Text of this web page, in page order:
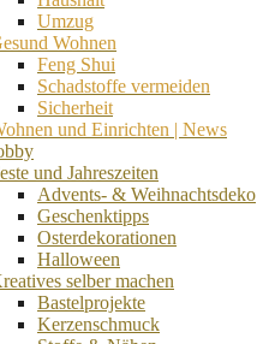
Umzug
Wohnen
Feng Shui
Schadstoffe vermeiden
Sicherheit
und Einrichten | News
und Jahreszeiten
Advents- & Weihnachtsdeko
Geschenktipps
Osterdekorationen
Halloween
selber machen
Bastelprojekte
Kerzenschmuck